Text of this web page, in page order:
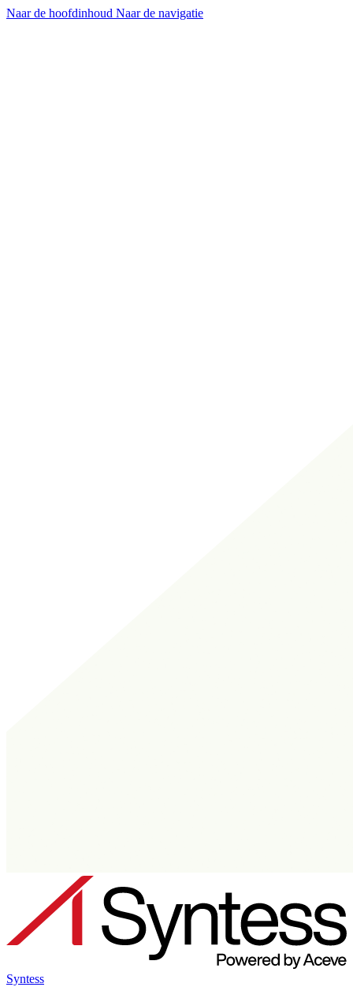
Naar de hoofdinhoud Naar de navigatie
Syntess